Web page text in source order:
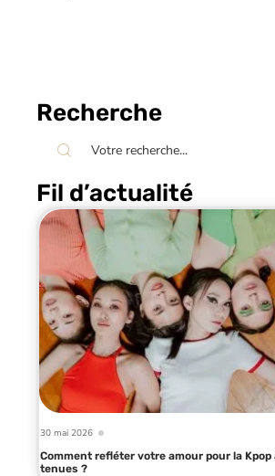
Recherche
Fil d’actualité
30 mai 2026
Comment refléter votre amour pour la Kpop
tenues ?